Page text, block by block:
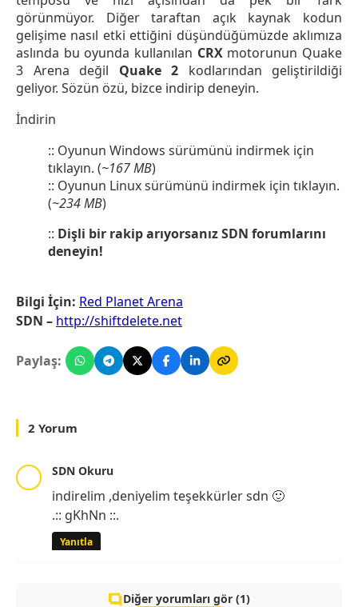
görünmüyor. Diğer taraftan açık kaynak kodun
gelişime nasıl etki ettiğini düşündüğümüzde aklımıza
aslında bu oyunda kullanılan CRXmotorunun Quake
3 Arena değil Quake 2 kodlarından geliştirildiği
geliyor. Sözün özü, bizce indirip deneyin.
İndirin
:: Oyunun Windows sürümünü indirmek için
tıklayın. (~167 MB)
:: Oyunun Linux sürümünü indirmek için tıklayın.
(~234 MB)
:: Dişli bir rakip arıyorsanız SDN forumlarını
deneyin!
Bilgi İçin: Red Planet Arena
SDN – http://shiftdelete.net
Paylaş:
2 Yorum
SDN Okuru
indirelim ,deniyelim teşekkürler sdn 🙂
.:: gKhNn ::.
Yanıtla
Diğer yorumları gör (1)